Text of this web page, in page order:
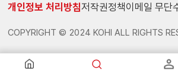
개인정보 처리방침저작권정책이메일 무단
COPYRIGHT © 2024 KOHI ALL RIGHTS